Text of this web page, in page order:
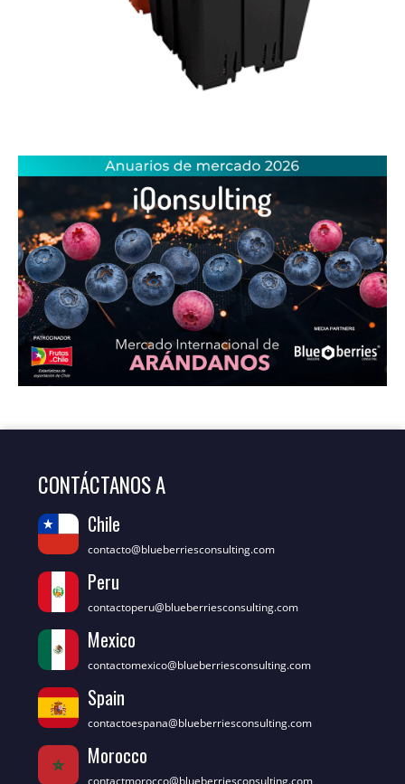
CONTÁCTANOS A
Chile
contacto@blueberriesconsulting.com
Peru
contactoperu@blueberriesconsulting.com
Mexico
contactomexico@blueberriesconsulting.com
Spain
contactoespana@blueberriesconsulting.com
Morocco